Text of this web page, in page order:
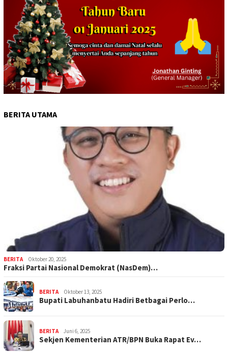
BERITA UTAMA
BERITA Oktober 20, 2025
Fraksi Partai Nasional Demokrat (NasDem)…
BERITA Oktober 13, 2025
Bupati Labuhanbatu Hadiri Betbagai Perlo…
BERITA Juni 6, 2025
Sekjen Kementerian ATR/BPN Buka Rapat Ev…